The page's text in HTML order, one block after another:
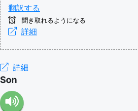
翻訳する
聞き取れるようになる
詳細
詳細
Son